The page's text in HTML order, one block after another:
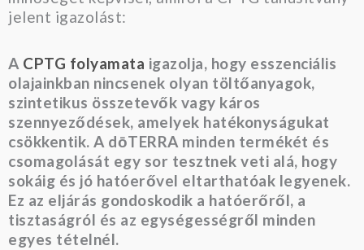
jelent igazolást:
A CPTG folyamata igazolja, hogy esszenciális
olajainkban nincsenek olyan töltőanyagok,
szintetikus összetevők vagy káros
szennyeződések, amelyek hatékonyságukat
csökkentik. A dōTERRA minden termékét és
csomagolását egy sor tesztnek veti alá, hogy
sokáig és jó hatóerővel eltarthatóak legyenek.
Ez az eljárás gondoskodik a hatóerőről, a
tisztaságról és az egységességről minden
egyes tételnél.